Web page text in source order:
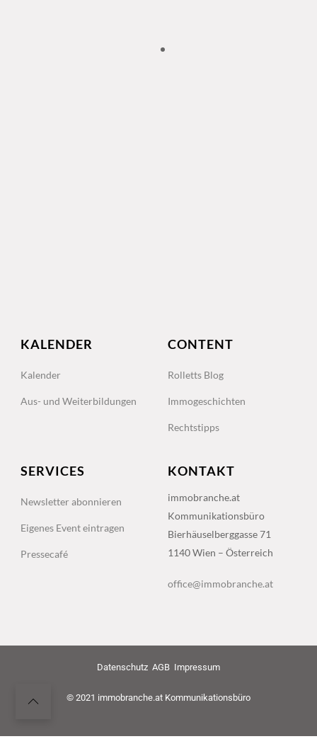
KALENDER
Kalender
Aus- und Weiterbildungen
CONTENT
Rolletts Blog
Immogeschichten
Rechtstipps
SERVICES
Newsletter abonnieren
Eigenes Event eintragen
Pressecafé
KONTAKT
immobranche.at
Kommunikationsbüro
Bierhäuselberggasse 71
1140 Wien – Österreich
office@immobranche.at
Datenschutz AGB Impressum
© 2021 immobranche.at Kommunikationsbüro